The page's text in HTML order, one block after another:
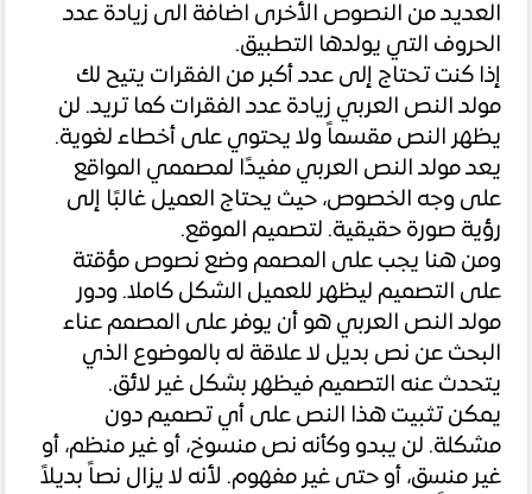
العديد من النصوص الأخرى اضافة الى زيادة عدد
الحروف التي يولدها التطبيق.
إذا كنت تحتاج إلى عدد أكبر من الفقرات يتيح لك
مولد النص العربي زيادة عدد الفقرات كما تريد. لن
يظهر النص مقسماً ولا يحتوي على أخطاء لغوية.
يعد مولد النص العربي مفيدًا لمصممي المواقع
على وجه الخصوص، حيث يحتاج العميل غالبًا إلى
رؤية صورة حقيقية. لتصميم الموقع.
ومن هنا يجب على المصمم وضع نصوص مؤقتة
على التصميم ليظهر للعميل الشكل كاملا. ودور
مولد النص العربي هو أن يوفر على المصمم عناء
البحث عن نص بديل لا علاقة له بالموضوع الذي
يتحدث عنه التصميم فيظهر بشكل غير لائق.
يمكن تثبيت هذا النص على أي تصميم دون
مشكلة. لن يبدو وكأنه نص منسوخ، أو غير منظم، أو
غير منسق، أو حتى غير مفهوم. لأنه لا يزال نصاً بديلاً